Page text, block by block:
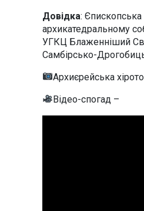
Довідка: Єпископська
архикатедральному
УГКЦ Блаженніший
Самбірсько-
Архиєрейська
Відео-спогад –